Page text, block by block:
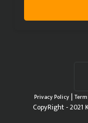
Privacy Policy|
CopyRight -